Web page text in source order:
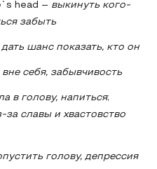
head – выкинуть кого-
забыть
дать шанс показать, кто он
себя, забывчивость
в голову, напиться;
за славы и хвастовство
голову, депрессия